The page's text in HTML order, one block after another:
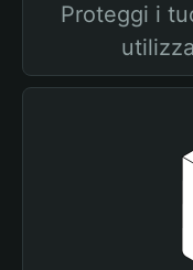
Proteggi i